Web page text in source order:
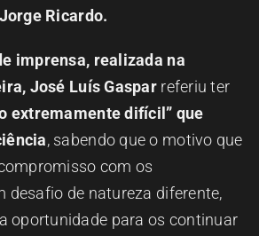
Ricardo.
imprensa, realizada na
José Luís Gaspar referiu ter
extremamente difícil” que
, sabendo que o motivo que
com os
desafio de natureza diferente,
oportunidade para os continuar